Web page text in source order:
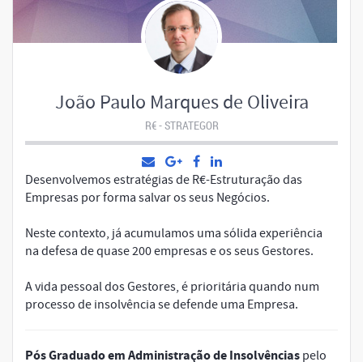
João Paulo Marques de Oliveira
R€ - STRATEGOR
Desenvolvemos estratégias de R€-Estruturação das
Empresas por forma salvar os seus Negócios.
Neste contexto, já acumulamos uma sólida experiência
na defesa de quase 200 empresas e os seus Gestores.
A vida pessoal dos Gestores, é prioritária quando num
processo de insolvência se defende uma Empresa.
Pós Graduado em Administração de Insolvências pelo